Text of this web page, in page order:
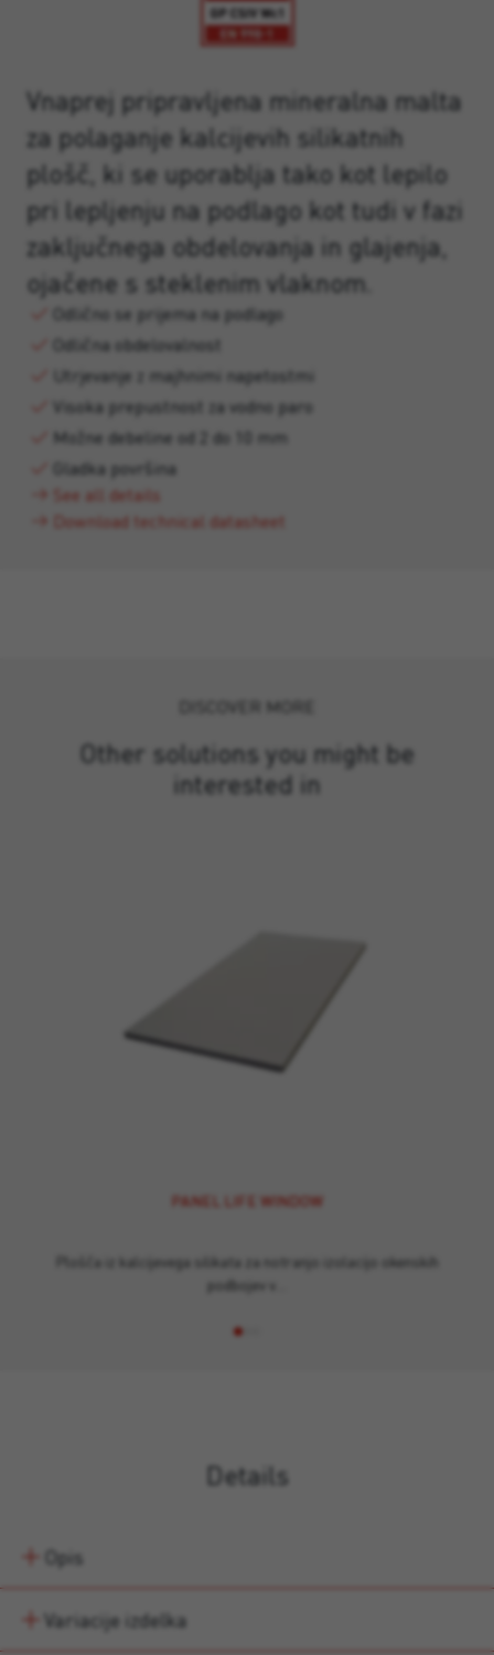
Vnaprej pripravljena mineralna malta
za polaganje kalcijevih silikatnih
plošč, ki se uporablja tako kot lepilo
pri lepljenju na podlago kot tudi v fazi
zaključnega obdelovanja in glajenja,
ojačene s steklenim vlaknom.
Odlično se prijema na podlago
Odlična obdelovalnost
Utrjevanje z majhnimi napetostmi
Visoka prepustnost za vodno paro
Možne debeline od 2 do 10 mm
Gladka površina
See all details
Download technical datasheet
DISCOVER MORE
Other solutions you might be
interested in
PANEL LIFE WINDOW
Plošča iz kalcijevega silikata za notranjo izolacijo okenskih
podbojev v…
Details
Opis
Variacije izdelka